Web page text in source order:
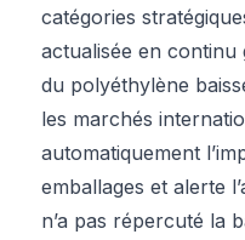
catégories
actualisée en continu
du polyéthylène
les marchés
automatiquement
emballages et alerte
n’a pas répercuté la